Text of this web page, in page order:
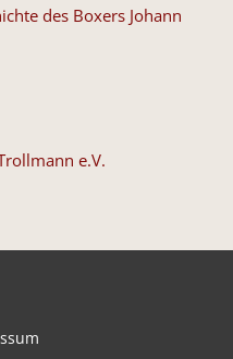
des Boxers Johann
e.V.